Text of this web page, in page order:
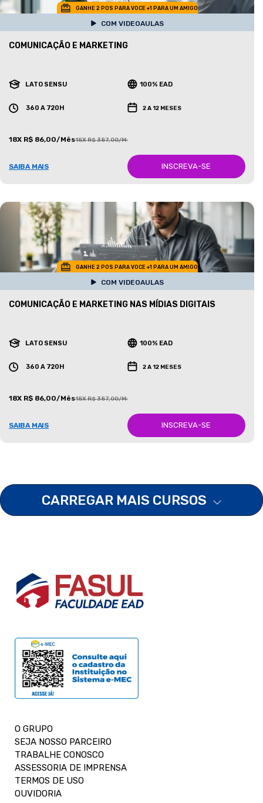
GANHE 2 POS PARA VOCE +1 PARA UM AMIGO
COM VIDEOAULAS
COMUNICAÇÃO E MARKETING
LATO SENSU 100% EAD
360 A 720H 2 A 12 MESES
18X R$ 86,00/Mês18X R$ 387,00/Mês
SAIBA MAIS INSCREVA-SE
GANHE 2 POS PARA VOCE +1 PARA UM AMIGO
COM VIDEOAULAS
COMUNICAÇÃO E MARKETING NAS MÍDIAS DIGITAIS
LATO SENSU 100% EAD
360 A 720H 2 A 12 MESES
18X R$ 86,00/Mês18X R$ 387,00/Mês
SAIBA MAIS INSCREVA-SE
CARREGAR MAIS CURSOS
O GRUPO
SEJA NOSSO PARCEIRO
TRABALHE CONOSCO
ASSESSORIA DE IMPRENSA
TERMOS DE USO
OUVIDORIA